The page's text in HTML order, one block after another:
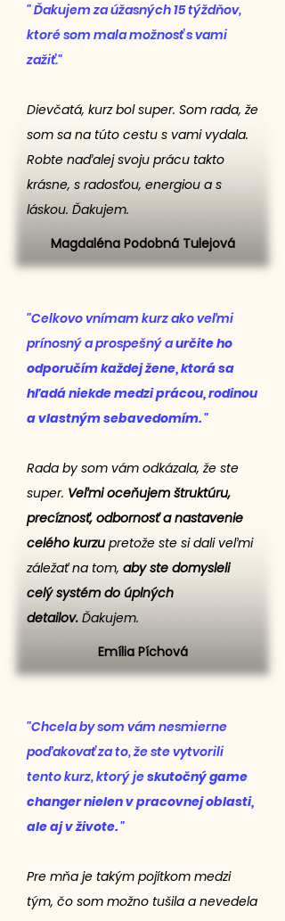
" Ďakujem za úžasných 15 týždňov,
ktoré som mala možnosť s vami
zažiť."
Dievčatá, kurz bol super. Som rada, že
som sa na túto cestu s vami vydala.
Robte naďalej svoju prácu takto
krásne, s radosťou, energiou a s
láskou. Ďakujem.
Magdaléna Podobná Tulejová
"Celkovo vnímam kurz ako veľmi
prínosný a prospešný aurčite ho
odporučím každej žene, ktorá sa
hľadá niekde medzi prácou, rodinou
a vlastným sebavedomím."
Rada by som vám odkázala, že ste
super. Veľmi oceňujem štruktúru,
precíznosť, odbornosť a nastavenie
celého kurzu pretože ste si dali veľmi
záležať na tom, aby ste domysleli
celý systém do úplných
detailov. Ďakujem.
Emília Píchová
"Chcela by som vám nesmierne
poďakovať za to, že ste vytvorili
tento kurz, ktorý jeskutočný game
changer nielen v pracovnej oblasti,
ale aj v živote."
Pre mňa je takým pojítkom medzi
tým, čo som možno tušila a nevedela